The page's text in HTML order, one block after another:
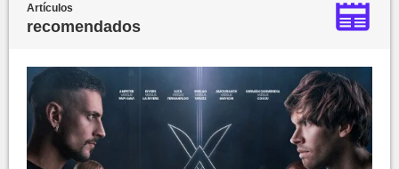
Artículos
recomendados